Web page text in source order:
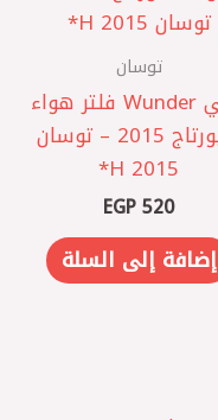
توسان
تركي Wunder فلتر هواء
سبورتاج 2015 – توسان
2015 H*
EGP520
إضافة إلى السلة